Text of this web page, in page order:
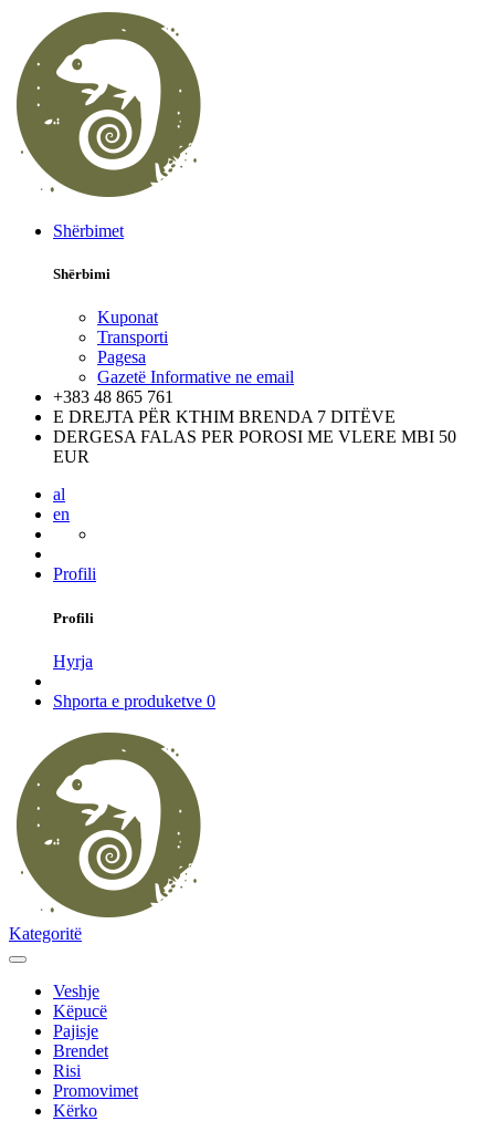
Shërbimet
Shërbimi
Kuponat
Transporti
Pagesa
Gazetë Informative ne email
+383 48 865 761
E DREJTA PËR KTHIM BRENDA 7 DITËVE
DERGESA FALAS PER POROSI ME VLERE MBI 50
EUR
al
en
Profili
Profili
Hyrja
Shporta e produketve 0
Kategoritë
Veshje
Këpucë
Pajisje
Brendet
Risi
Promovimet
Kërko